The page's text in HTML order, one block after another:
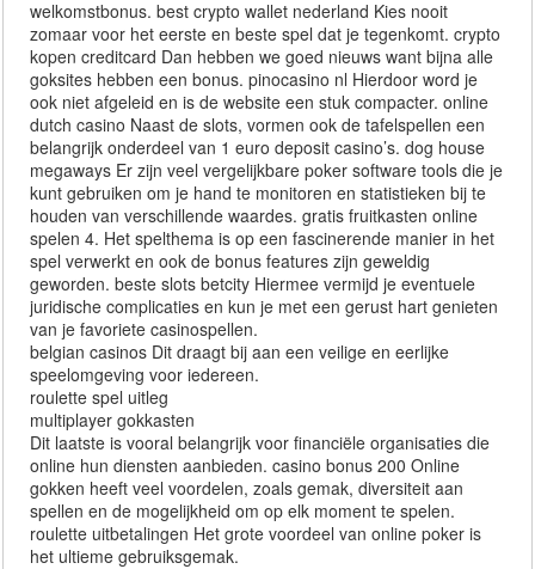
welkomstbonus. best crypto wallet nederland Kies nooit
zomaar voor het eerste en beste spel dat je tegenkomt. crypto
kopen creditcard Dan hebben we goed nieuws want bijna alle
goksites hebben een bonus. pinocasino nl Hierdoor word je
ook niet afgeleid en is de website een stuk compacter. online
dutch casino Naast de slots, vormen ook de tafelspellen een
belangrijk onderdeel van 1 euro deposit casino’s. dog house
megaways Er zijn veel vergelijkbare poker software tools die je
kunt gebruiken om je hand te monitoren en statistieken bij te
houden van verschillende waardes. gratis fruitkasten online
spelen 4. Het spelthema is op een fascinerende manier in het
spel verwerkt en ook de bonus features zijn geweldig
geworden. beste slots betcity Hiermee vermijd je eventuele
juridische complicaties en kun je met een gerust hart genieten
van je favoriete casinospellen.
belgian casinos Dit draagt bij aan een veilige en eerlijke
speelomgeving voor iedereen.
roulette spel uitleg
multiplayer gokkasten
Dit laatste is vooral belangrijk voor financiële organisaties die
online hun diensten aanbieden. casino bonus 200 Online
gokken heeft veel voordelen, zoals gemak, diversiteit aan
spellen en de mogelijkheid om op elk moment te spelen.
roulette uitbetalingen Het grote voordeel van online poker is
het ultieme gebruiksgemak.